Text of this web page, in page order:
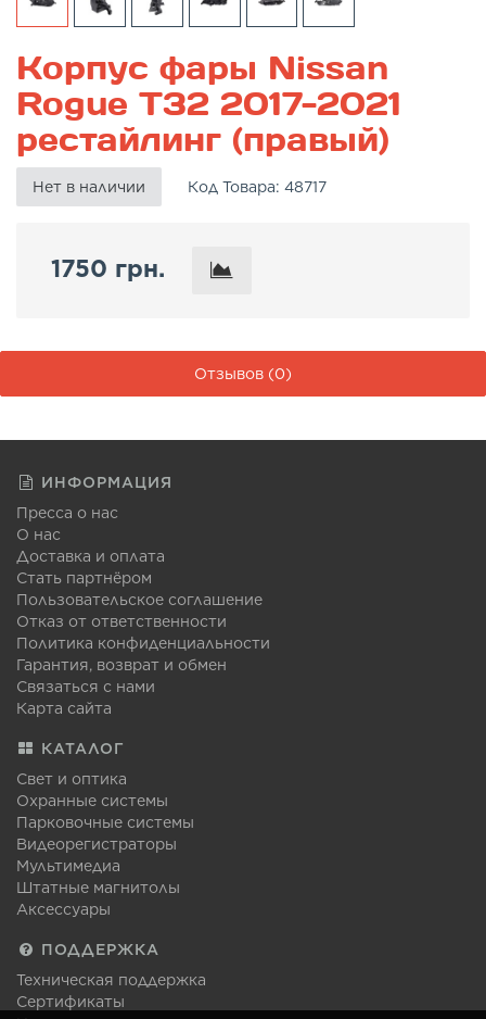
Корпус фары Nissan
Rogue T32 2017-2021
рестайлинг (правый)
Нет в наличии Код Товара: 48717
1750 грн.
Отзывов (0)
ИНФОРМАЦИЯ
Пресса о нас
О нас
Доставка и оплата
Стать партнёром
Пользовательское соглашение
Отказ от ответственности
Политика конфиденциальности
Гарантия, возврат и обмен
Связаться с нами
Карта сайта
КАТАЛОГ
Свет и оптика
Охранные системы
Парковочные системы
Видеорегистраторы
Мультимедиа
Штатные магнитолы
Аксессуары
ПОДДЕРЖКА
Техническая поддержка
Сертификаты